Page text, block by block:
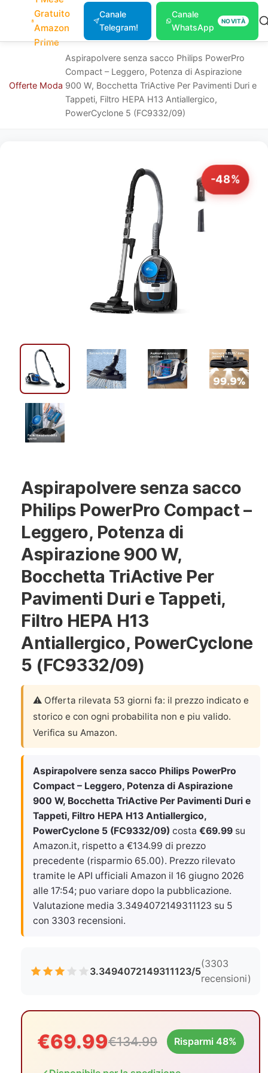
Gratuito
Amazon
Prime
Canale
Telegram!
Canale
WhatsApp
NOVITÀ
Offerte Moda
Aspirapolvere senza sacco Philips PowerPro
Compact – Leggero, Potenza di Aspirazione
900 W, Bocchetta TriActive Per Pavimenti Duri e
Tappeti, Filtro HEPA H13 Antiallergico,
PowerCyclone 5 (FC9332/09)
-48%
Aspirapolvere senza sacco
Philips PowerPro Compact –
Leggero, Potenza di
Aspirazione 900 W,
Bocchetta TriActive Per
Pavimenti Duri e Tappeti,
Filtro HEPA H13
Antiallergico, PowerCyclone
5 (FC9332/09)
⚠️ Offerta rilevata 53 giorni fa: il prezzo indicato e
storico e con ogni probabilita non e piu valido.
Verifica su Amazon.
Aspirapolvere senza sacco Philips PowerPro
Compact – Leggero, Potenza di Aspirazione
900 W, Bocchetta TriActive Per Pavimenti Duri e
Tappeti, Filtro HEPA H13 Antiallergico,
PowerCyclone 5 (FC9332/09) costa €69.99 su
Amazon.it, rispetto a €134.99 di prezzo
precedente (risparmio 65.00). Prezzo rilevato
tramite le API ufficiali Amazon il 16 giugno 2026
alle 17:54; puo variare dopo la pubblicazione.
Valutazione media 3.3494072149311123 su 5
con 3303 recensioni.
3.3494072149311123/5
(3303
recensioni)
€69.99€134.99 Risparmi 48%